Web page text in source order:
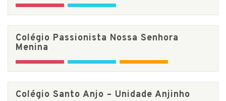
Colégio Passionista Nossa Senhora
Menina
Colégio Santo Anjo – Unidade Anjinho